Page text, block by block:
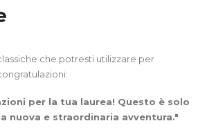
che potresti utilizzare per
per la tua laurea! Questo è solo
nuova e straordinaria avventura."